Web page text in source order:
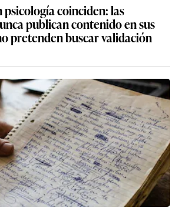
psicología coinciden: las
publican contenido en sus
pretenden buscar validación